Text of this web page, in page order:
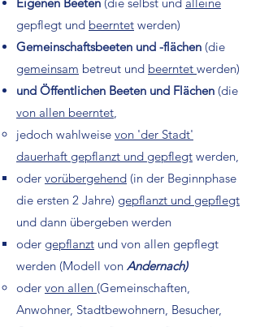
gepflegt und beerntet werden)
Gemeinschaftsbeeten und -flächen (die
gemeinsam betreut und beerntet werden)
und Öffentlichen Beeten und Flächen (die
von allen beerntet,
jedoch wahlweise von 'der Stadt'
dauerhaft gepflanzt und gepflegt werden,
oder vorübergehend (in der Beginnphase
die ersten 2 Jahre) gepflanzt und gepflegt
und dann übergeben werden
oder gepflanzt und von allen gepflegt
werden (Modell von Andernach)
oder von allen (Gemeinschaften,
Anwohner, Stadtbewohnern, Besucher,